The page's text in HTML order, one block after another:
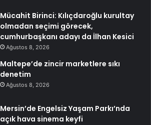
Mücahit Birinci: Kılıçdaroğlu kurultay
olmadan seçimi görecek,
cumhurbaşkanı adayı da İlhan Kesici
Ağustos 8, 2026
Maltepe’de zincir marketlere sıkı
denetim
Ağustos 8, 2026
Mersin’de Engelsiz Yaşam Parkı’nda
açık hava sinema keyfi